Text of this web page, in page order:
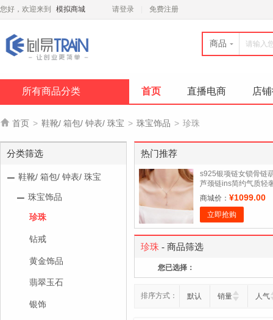
您好，欢迎来到 模拟商城 请登录 免费注册
商品
所有商品分类 首页 直播电商 店
 首页 > 鞋靴/ 箱包/ 钟表/ 珠宝 > 珠宝饰品 > 珍珠
分类筛选
鞋靴/ 箱包/ 钟表/ 珠宝
珠宝饰品
珍珠
钻戒
黄金饰品
翡翠玉石
银饰
热门推荐
s925银项链女锁骨链
芦颈链ins简约气质轻
小众吊坠生日礼物
商城价： ¥1099.00
立即抢购
珍珠 - 商品筛选
您已选择：
排序方式： 默认 销量 人气